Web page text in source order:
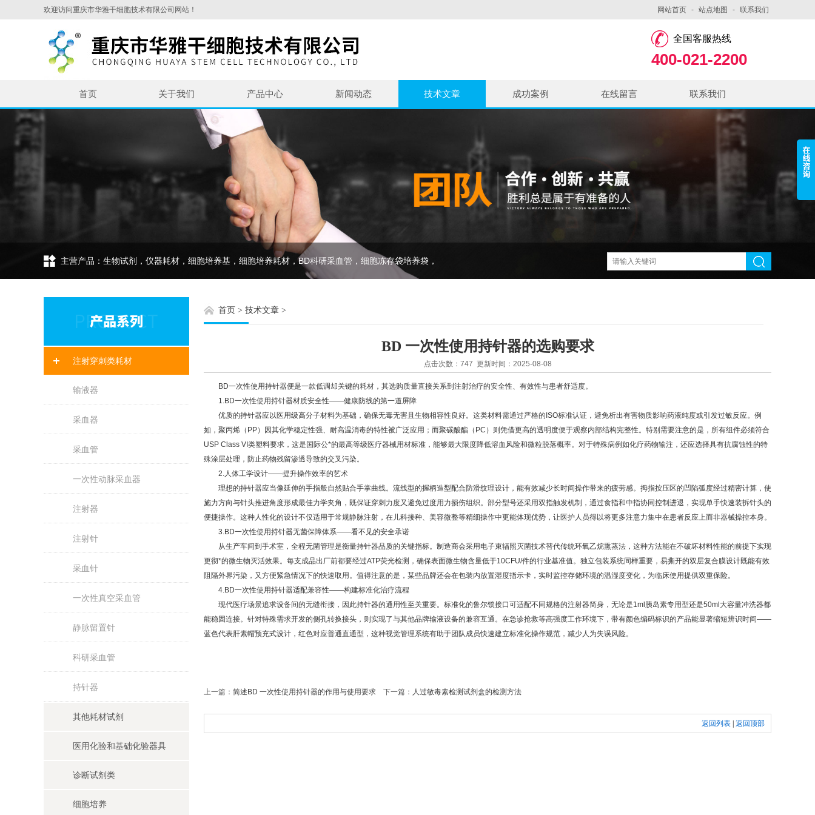
欢迎访问重庆市华雅干细胞技术有限公司网站！ 网站首页 - 站点地图 - 联系我们
全国客服热线
400-021-2200
首页 关于我们 产品中心 新闻动态 技术文章 成功案例 在线留言 联系我们
主营产品：生物试剂，仪器耗材，细胞培养基，细胞培养耗材，BD科研采血管，细胞冻存袋培养袋，
注射穿刺类耗材
输液器
采血器
采血管
一次性动脉采血器
注射器
注射针
采血针
一次性真空采血管
静脉留置针
科研采血管
持针器
其他耗材试剂
医用化验和基础化验器具
诊断试剂类
细胞培养
首页 > 技术文章 >
BD 一次性使用持针器的选购要求
点击次数：747 更新时间：2025-08-08
BD一次性使用持针器便是一款低调却关键的耗材，其选购质量直接关系到注射治疗的安全性、有效性与患者舒适度。
1.BD一次性使用持针器材质安全性——健康防线的第一道屏障
优质的持针器应以医用级高分子材料为基础，确保无毒无害且生物相容性良好。这类材料需通过严格的ISO标准认证，避免析出有害物质影响药液纯度或引发过敏反应。例
如，聚丙烯（PP）因其化学稳定性强、耐高温消毒的特性被广泛应用；而聚碳酸酯（PC）则凭借更高的透明度便于观察内部结构完整性。特别需要注意的是，所有组件必须符合
USP Class VI类塑料要求，这是国际公*的最高等级医疗器械用材标准，能够最大限度降低溶血风险和微粒脱落概率。对于特殊病例如化疗药物输注，还应选择具有抗腐蚀性的特
殊涂层处理，防止药物残留渗透导致的交叉污染。
2.人体工学设计——提升操作效率的艺术
理想的持针器应当像延伸的手指般自然贴合手掌曲线。流线型的握柄造型配合防滑纹理设计，能有效减少长时间操作带来的疲劳感。拇指按压区的凹陷弧度经过精密计算，使
施力方向与针头推进角度形成最佳力学夹角，既保证穿刺力度又避免过度用力损伤组织。部分型号还采用双指触发机制，通过食指和中指协同控制进退，实现单手快速装拆针头的
便捷操作。这种人性化的设计不仅适用于常规静脉注射，在儿科接种、美容微整等精细操作中更能体现优势，让医护人员得以将更多注意力集中在患者反应上而非器械操控本身。
3.BD一次性使用持针器无菌保障体系——看不见的安全承诺
从生产车间到手术室，全程无菌管理是衡量持针器品质的关键指标。制造商会采用电子束辐照灭菌技术替代传统环氧乙烷熏蒸法，这种方法能在不破坏材料性能的前提下实现
更彻*的微生物灭活效果。每支成品出厂前都要经过ATP荧光检测，确保表面微生物含量低于10CFU/件的行业基准值。独立包装系统同样重要，易撕开的双层复合膜设计既能有效
阻隔外界污染，又方便紧急情况下的快速取用。值得注意的是，某些品牌还会在包装内放置湿度指示卡，实时监控存储环境的温湿度变化，为临床使用提供双重保险。
4.BD一次性使用持针器适配兼容性——构建标准化治疗流程
现代医疗场景追求设备间的无缝衔接，因此持针器的通用性至关重要。标准化的鲁尔锁接口可适配不同规格的注射器筒身，无论是1ml胰岛素专用型还是50ml大容量冲洗器都
能稳固连接。针对特殊需求开发的侧孔转换接头，则实现了与其他品牌输液设备的兼容互通。在急诊抢救等高强度工作环境下，带有颜色编码标识的产品能显著缩短辨识时间——
蓝色代表肝素帽预充式设计，红色对应普通直通型，这种视觉管理系统有助于团队成员快速建立标准化操作规范，减少人为失误风险。
上一篇： 简述BD 一次性使用持针器的作用与使用要求 下一篇： 人过敏毒素检测试剂盒的检测方法
返回列表 返回顶部